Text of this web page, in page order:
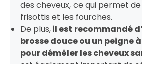
des cheveux, ce qui permet
frisottis et les fourches.
De plus,il est recommandé
brosse douce ou un peigne
pour démêler les cheveux